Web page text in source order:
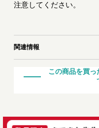
注意してください。
関連情報
この商品を買っ